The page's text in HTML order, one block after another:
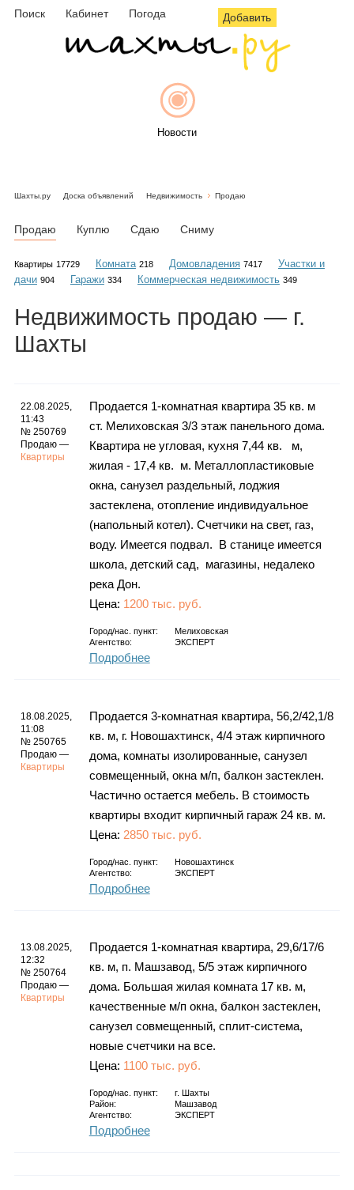
Поиск Кабинет Погода Добавить
Новости
Объявления
Гороскоп
Фотогалерея
Шахты.ру Доска объявлений Недвижимость Продаю
Продаю Куплю Сдаю Сниму
Квартиры 17729 Комната 218 Домовладения 7417
Участки и
дачи 904 Гаражи 334 Коммерческая недвижимость 349
Недвижимость продаю — г.
Шахты
22.08.2025,
11:43
№ 250769
Продаю —
Квартиры
Продается 1-комнатная квартира 35 кв. м
ст. Мелиховская 3/3 этаж панельного дома.
Квартира не угловая, кухня 7,44 кв. м,
жилая - 17,4 кв. м. Металлопластиковые
окна, санузел раздельный, лоджия
застеклена, отопление индивидуальное
(напольный котел). Счетчики на свет, газ,
воду. Имеется подвал. В станице имеется
школа, детский сад, магазины, недалеко
река Дон.
Цена: 1200 тыс. руб.
Город/нас. пункт:
Мелиховская
Агентство:
ЭКСПЕРТ
Подробнее
18.08.2025,
11:08
№ 250765
Продаю —
Квартиры
Продается 3-комнатная квартира, 56,2/42,1/8
кв. м, г. Новошахтинск, 4/4 этаж кирпичного
дома, комнаты изолированные, санузел
совмещенный, окна м/п, балкон застеклен.
Частично остается мебель. В стоимость
квартиры входит кирпичный гараж 24 кв. м.
Цена: 2850 тыс. руб.
Город/нас. пункт:
Новошахтинск
Агентство:
ЭКСПЕРТ
Подробнее
13.08.2025,
12:32
№ 250764
Продаю —
Квартиры
Продается 1-комнатная квартира, 29,6/17/6
кв. м, п. Машзавод, 5/5 этаж кирпичного
дома. Большая жилая комната 17 кв. м,
качественные м/п окна, балкон застеклен,
санузел совмещенный, сплит-система,
новые счетчики на все.
Цена: 1100 тыс. руб.
Город/нас. пункт: г.
Шахты
Район:
Машзавод
Агентство:
ЭКСПЕРТ
Подробнее